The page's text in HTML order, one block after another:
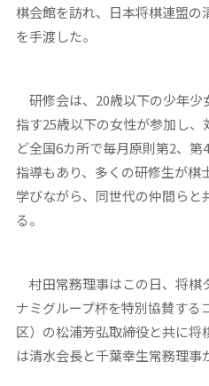
棋会館を訪れ、日本将棋連盟
を手渡した。
研修会は、20歳以下の少年少
指す25歳以下の女性が参加し
ど全国6カ所で毎月原則第2、
指導もあり、多くの研修生が棋
学びながら、同世代の仲間らと
る。
村田常務理事はこの日、将棋
ナミグループ杯を特別協賛する
区）の松浦芳弘取締役と共に
は清水会長と千葉幸生常務理事